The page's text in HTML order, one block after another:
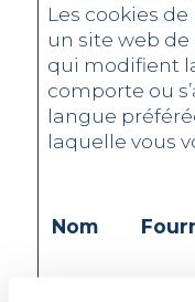
Les cookies
un site web
qui modifient
comporte ou
langue
laquelle vous
Nom